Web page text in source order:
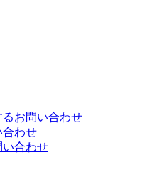
るお問い合わせ
合わせ
い合わせ